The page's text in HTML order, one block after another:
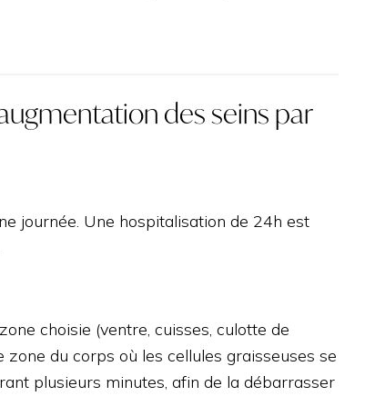
des seins par
journée. Une hospitalisation de 24h est
choisie (ventre, cuisses, culotte de
zone du corps où les cellules graisseuses se
plusieurs minutes, afin de la débarrasser